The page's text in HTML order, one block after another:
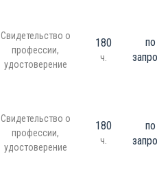
Свидетельство о
профессии,
удостоверение
180
ч.
по
Свидетельство о
профессии,
удостоверение
180
ч.
по